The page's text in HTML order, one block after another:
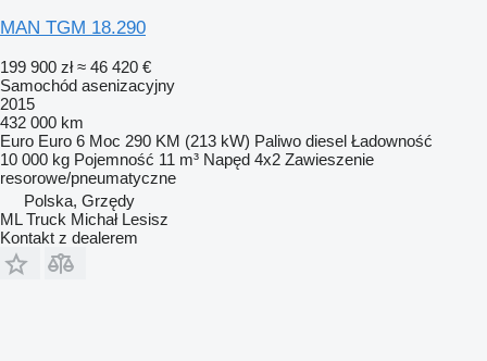
MAN TGM 18.290
199 900 zł ≈ 46 420 €
Samochód asenizacyjny
2015
432 000 km
Euro Euro 6 Moc 290 KM (213 kW) Paliwo diesel Ładowność
10 000 kg Pojemność 11 m³ Napęd 4x2 Zawieszenie
resorowe/pneumatyczne
Polska, Grzędy
ML Truck Michał Lesisz
Kontakt z dealerem